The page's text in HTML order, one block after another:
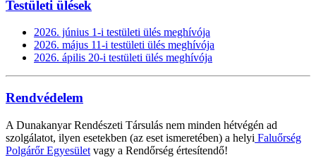
Testületi ülések
2026. június 1-i testületi ülés meghívója
2026. május 11-i testületi ülés meghívója
2026. ápilis 20-i testületi ülés meghívója
Rendvédelem
A Dunakanyar Rendészeti Társulás nem minden hétvégén ad
szolgálatot, ilyen esetekben (az eset ismeretében) a helyi Faluőrség
Polgárőr Egyesület vagy a Rendőrség értesítendő!